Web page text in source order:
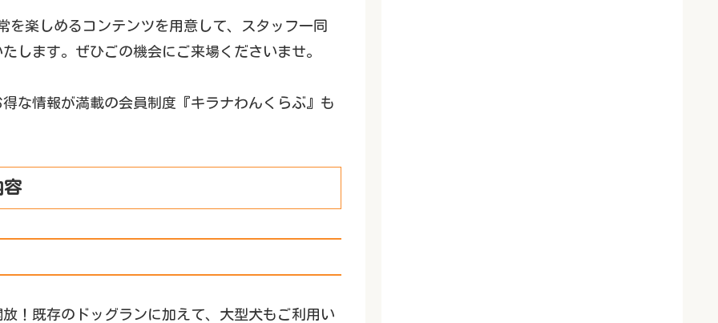
を楽しめるコンテンツを用意して、スタッフ一同
します。ぜひごの機会にご来場くださいませ。
な情報が満載の会員制度『キラナわんくらぶ』も
容
！既存のドッグランに加えて、大型犬もご利用い